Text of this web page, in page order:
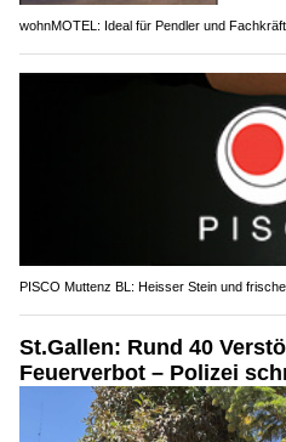
wohnMOTEL: Ideal für Pendler und
PISCO Muttenz BL: Heisser Stein und
St.Gallen: Rund 40
Feuerverbot – Polizei